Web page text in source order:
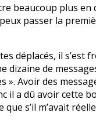
beaucoup plus en
passer la
déplacés, il s’est
dizaine de
». Avoir des
il a dû avoir cette
s’il m’avait